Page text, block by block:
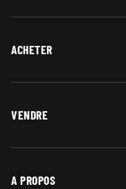
ACHETER
Protection Acheteur
Paiement
VENDRE
Vendez vos bijoux en
A PROPOS